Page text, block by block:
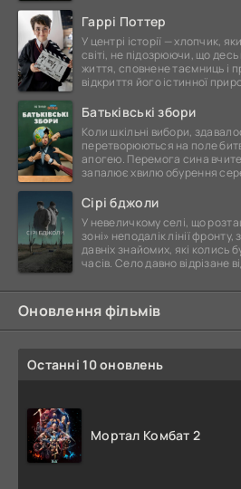
Гаррі Поттер
У центрі історії — хлопчик,
світі, не підозрюючи, що
життя, сповнене таємниць і
відкриття його істинної
Батьківські збори
Коли шкільні вибори,
перетворюються на поле
апогею. Перемога сина
запалює хвилю обурення
Сірі бджоли
У невеличкому селі, що
зоні» неподалік лінії
давніх знайомих, які колись
часів. Село давно відрізане
Оновлення фільмів
Останні 10 оновлень
Мортал Комбат 2